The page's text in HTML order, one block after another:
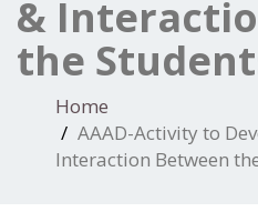
&
the
Home
AAAD-Activity to
Interaction Between